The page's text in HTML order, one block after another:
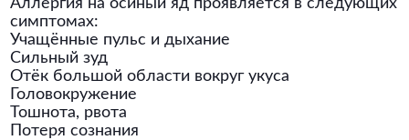
Аллергия на осиный яд проявляется в следующих
симптомах:
Учащённые пульс и дыхание
Сильный зуд
Отёк большой области вокруг укуса
Головокружение
Тошнота, рвота
Потеря сознания